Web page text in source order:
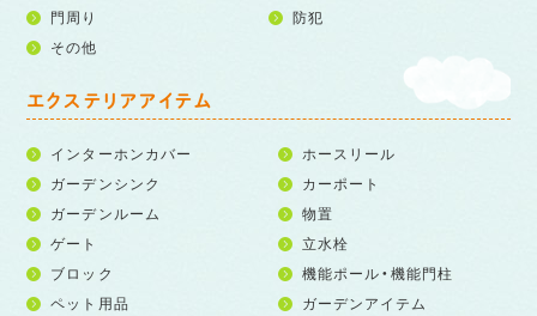
門周り
防犯
その他
エクステリアアイテム
インターホンカバー
ホースリール
ガーデンシンク
カーポート
ガーデンルーム
物置
ゲート
立水栓
ブロック
機能ポール・機能門柱
ペット用品
ガーデンアイテム